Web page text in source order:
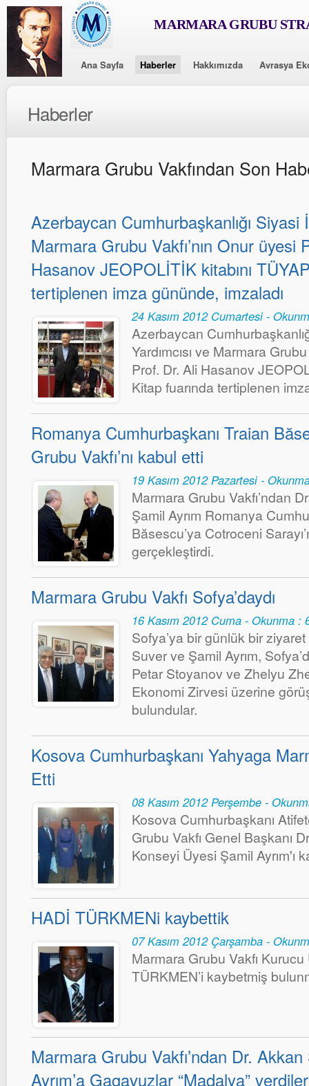
MARMARA GRUBU
Ana Sayfa Haberler Hakkımızda Avrasya
Haberler
Marmara Grubu Vakfından Son
Azerbaycan Cumhurbaşkanlığı Siyasi
Marmara Grubu Vakfı’nın Onur üyesi
Hasanov JEOPOLİTİK kitabını
tertiplenen imza gününde, imzaladı
24 Kasım 2012 Cumartesi -
Azerbaycan
Yardımcısı ve Marmara
Prof. Dr. Ali Hasanov
Kitap fuarında tertiplenen
Romanya Cumhurbaşkanı Traian
Grubu Vakfı’nı kabul etti
19 Kasım 2012 Pazartesi -
Marmara Grubu Vakfı’ndan
Şamil Ayrım Romanya
Băsescu’ya Cotroceni
gerçekleştirdi.
Marmara Grubu Vakfı Sofya’daydı
16 Kasım 2012 Cuma - Okunma :
Sofya’ya bir günlük bir
Suver ve Şamil Ayrım,
Petar Stoyanov ve Zhelyu
Ekonomi Zirvesi üzerine
bulundular.
Kosova Cumhurbaşkanı Yahyaga
Etti
08 Kasım 2012 Perşembe -
Kosova Cumhurbaşkanı
Grubu Vakfı Genel Başkanı
Konseyi Üyesi Şamil Ayrım'ı
HADİ TÜRKMENi kaybettik
07 Kasım 2012 Çarşamba -
Marmara Grubu Vakfı
TÜRKMEN’i kaybetmiş
Marmara Grubu Vakfı’ndan Dr.
Ayrım’a Gagavuzlar “Madalya” verdiler